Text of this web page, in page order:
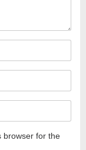
browser for the